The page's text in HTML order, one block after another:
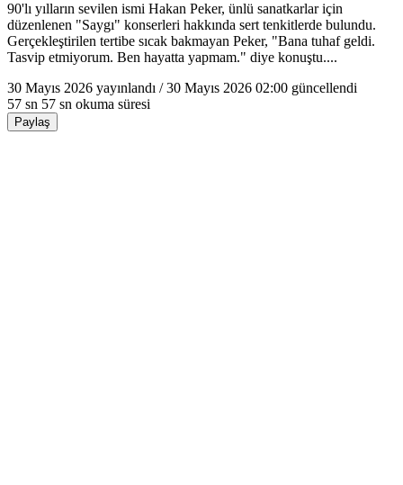
90'lı yılların sevilen ismi Hakan Peker, ünlü sanatkarlar için
düzenlenen "Saygı" konserleri hakkında sert tenkitlerde bulundu.
Gerçekleştirilen tertibe sıcak bakmayan Peker, "Bana tuhaf geldi.
Tasvip etmiyorum. Ben hayatta yapmam." diye konuştu....
30 Mayıs 2026 yayınlandı /30 Mayıs 2026 02:00 güncellendi
57 sn 57 sn okuma süresi
Paylaş